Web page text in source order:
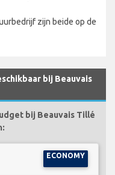
zijn beide op de
bij Beauvais
bij Beauvais Tillé
ECONOMY